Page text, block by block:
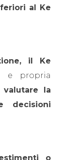
al Ke
il Ke
e propria
la
decisioni
o